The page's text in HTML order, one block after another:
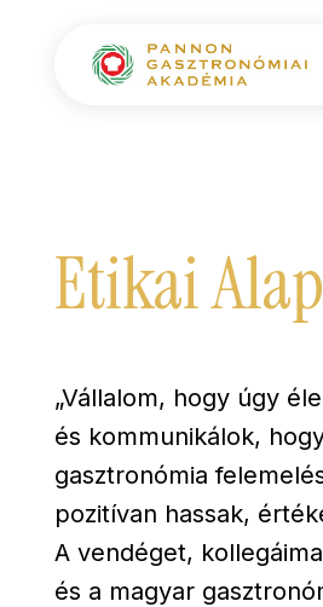
Etikai
„Vállalom, hogy úgy
és kommunikálok,
gasztronómia
pozitívan hassak,
A vendéget,
és a magyar